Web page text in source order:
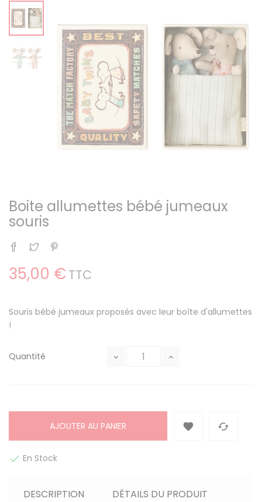
Boite allumettes bébé jumeaux
souris
Partager
Tweet
35,00 € TTC
Souris bébé jumeaux proposés avec leur boîte d'allumettes
!
Quantité
AJOUTER AU PANIER  
 En Stock
DESCRIPTION DÉTAILS DU PRODUIT